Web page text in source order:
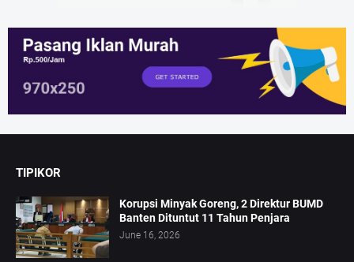
TIPIKOR
Korupsi Minyak Goreng, 2 Direktur BUMD
Banten Dituntut 11 Tahun Penjara
June 16, 2026